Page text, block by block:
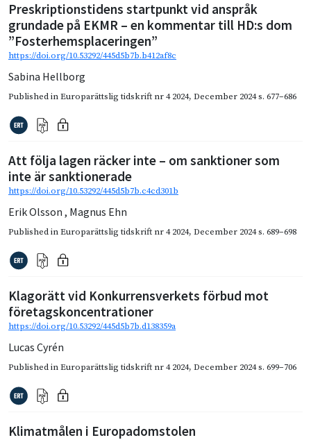
Preskriptionstidens startpunkt vid anspråk
grundade på EKMR – en kommentar till HD:s dom
”Fosterhemsplaceringen”
https://doi.org/10.53292/445d5b7b.b412af8c
Sabina Hellborg
Published inEuroparättslig tidskrift nr 4 2024, December 2024s. 677–686
Att följa lagen räcker inte – om sanktioner som
inte är sanktionerade
https://doi.org/10.53292/445d5b7b.c4cd301b
Erik Olsson , Magnus Ehn
Published inEuroparättslig tidskrift nr 4 2024, December 2024s. 689–698
Klagorätt vid Konkurrensverkets förbud mot
företagskoncentrationer
https://doi.org/10.53292/445d5b7b.d138359a
Lucas Cyrén
Published inEuroparättslig tidskrift nr 4 2024, December 2024s. 699–706
Klimatmålen i Europadomstolen